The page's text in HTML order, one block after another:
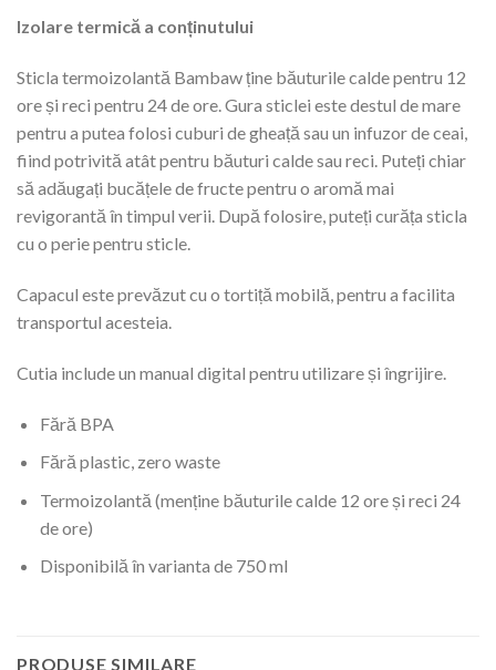
Izolare termică a conținutului
Sticla termoizolantă Bambaw ține băuturile calde pentru 12
ore și reci pentru 24 de ore. Gura sticlei este destul de mare
pentru a putea folosi cuburi de gheață sau un infuzor de ceai,
fiind potrivită atât pentru băuturi calde sau reci. Puteți chiar
să adăugați bucățele de fructe pentru o aromă mai
revigorantă în timpul verii. După folosire, puteți curăța sticla
cu o perie pentru sticle.
Capacul este prevăzut cu o tortiță mobilă, pentru a facilita
transportul acesteia.
Cutia include un manual digital pentru utilizare și îngrijire.
Fără BPA
Fără plastic, zero waste
Termoizolantă (menține băuturile calde 12 ore și reci 24
de ore)
Disponibilă în varianta de 750 ml
PRODUSE SIMILARE